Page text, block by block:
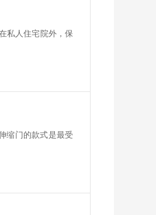
私人住宅院外，保
缩门的款式是最受